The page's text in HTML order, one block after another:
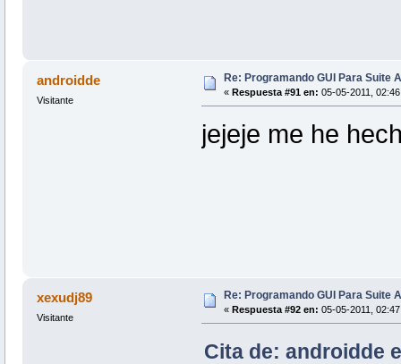
androidde
Visitante
Re: Programando GUI Para Suite
« Respuesta #91 en: 05-05-2011,
jejeje me he
xexudj89
Visitante
Re: Programando GUI Para Suite
« Respuesta #92 en: 05-05-2011,
Cita de: androidde